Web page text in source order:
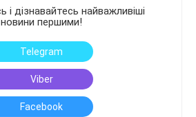
і дізнавайтесь найважливіші
новини першими!
Telegram
Viber
Facebook